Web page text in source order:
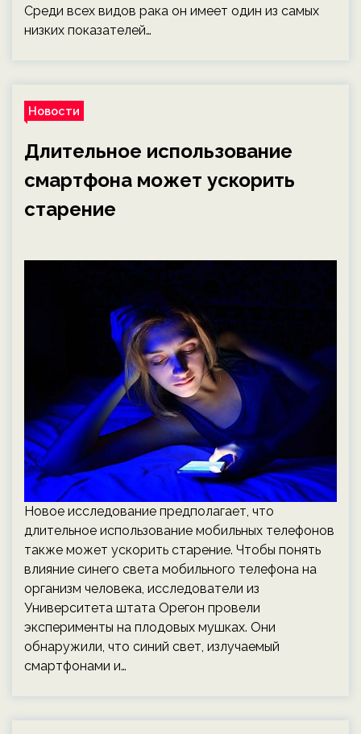
Среди всех видов рака он имеет один из самых
низких показателей…
Новости
Длительное использование
смартфона может ускорить
старение
Новое исследование предполагает, что
длительное использование мобильных телефонов
также может ускорить старение. Чтобы понять
влияние синего света мобильного телефона на
организм человека, исследователи из
Университета штата Орегон провели
эксперименты на плодовых мушках. Они
обнаружили, что синий свет, излучаемый
смартфонами и…